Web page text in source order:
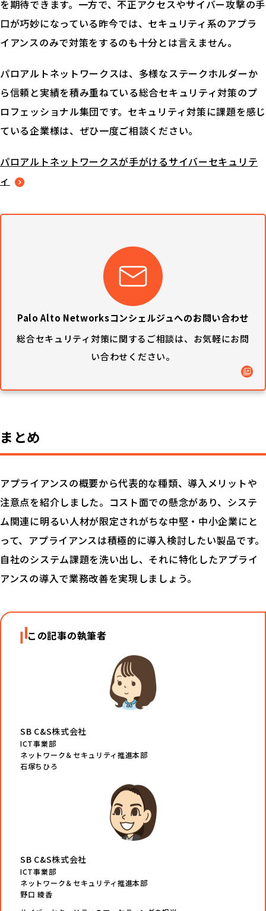
を期待できます。一方で、不正アクセスやサイバー攻撃の手
口が巧妙になっている昨今では、セキュリティ系のアプラ
イアンスのみで対策をするのも十分とは言えません。
パロアルトネットワークスは、多様なステークホルダーか
ら信頼と実績を積み重ねている総合セキュリティ対策のプ
ロフェッショナル集団です。セキュリティ対策に課題を感じ
ている企業様は、ぜひ一度ご相談ください。
パロアルトネットワークスが手がけるサイバーセキュリテ
ィ
Palo Alto Networksコンシェルジュへのお問い合わせ
総合セキュリティ対策に関するご相談は、 お気軽にお問
い合わせください。
まとめ
アプライアンスの概要から代表的な種類、導入メリットや
注意点を紹介しました。コスト面での懸念があり、システ
ム関連に明るい人材が限定されがちな中堅・中小企業にと
って、アプライアンスは積極的に導入検討したい製品です。
自社のシステム課題を洗い出し、それに特化したアプライ
アンスの導入で業務改善を実現しましょう。
この記事の執筆者
SB C&S株式会社
ICT事業部
ネットワーク＆セキュリティ推進本部
石塚ちひろ
SB C&S株式会社
ICT事業部
ネットワーク＆セキュリティ推進本部
野口 綾香